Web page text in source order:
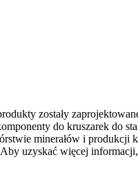
zostały
do kruszarek do
minerałów i produkcji
uzyskać więcej